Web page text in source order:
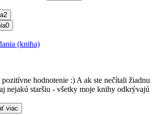
2
0
(kniha)
hodnotenie :) A ak ste nečítali žiadnu
nejakú staršiu - všetky moje knihy odkrývajú
viac